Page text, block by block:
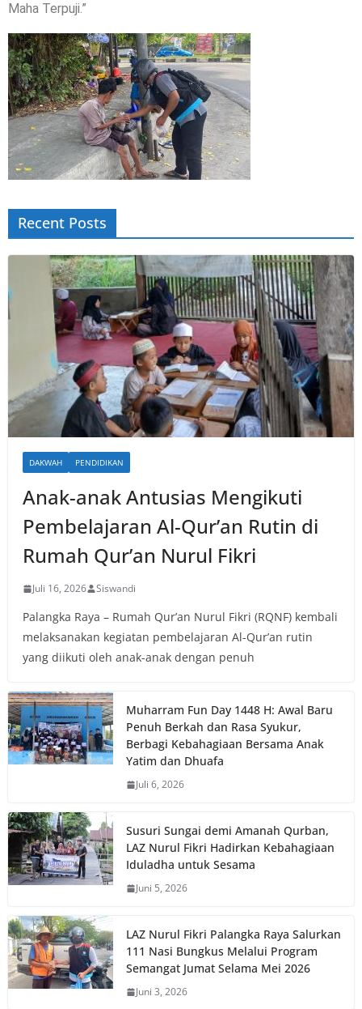
Maha Terpuji.”
Recent Posts
DAKWAH PENDIDIKAN
Anak-anak Antusias Mengikuti
Pembelajaran Al-Qur’an Rutin di
Rumah Qur’an Nurul Fikri
Juli 16, 2026 Siswandi
Palangka Raya – Rumah Qur’an Nurul Fikri (RQNF) kembali
melaksanakan kegiatan pembelajaran Al-Qur’an rutin
yang diikuti oleh anak-anak dengan penuh
Muharram Fun Day 1448 H: Awal Baru
Penuh Berkah dan Rasa Syukur,
Berbagi Kebahagiaan Bersama Anak
Yatim dan Dhuafa
Juli 6, 2026
Susuri Sungai demi Amanah Qurban,
LAZ Nurul Fikri Hadirkan Kebahagiaan
Iduladha untuk Sesama
Juni 5, 2026
LAZ Nurul Fikri Palangka Raya Salurkan
111 Nasi Bungkus Melalui Program
Semangat Jumat Selama Mei 2026
Juni 3, 2026